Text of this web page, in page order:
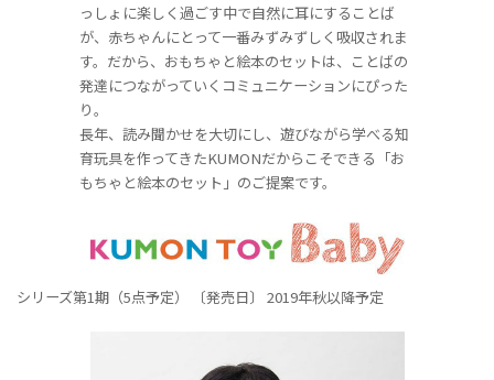
っしょに楽しく過ごす中で自然に耳にすることば
が、赤ちゃんにとって一番みずみずしく吸収されま
す。だから、おもちゃと絵本のセットは、ことばの
発達につながっていくコミュニケーションにぴった
り。
長年、読み聞かせを大切にし、遊びながら学べる知
育玩具を作ってきたKUMONだからこそできる「お
もちゃと絵本のセット」のご提案です。
シリーズ第1期（5点予定） 〔発売日〕 2019年秋以降予定